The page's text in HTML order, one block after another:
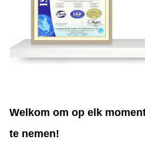
Welkom om op elk
te nemen!